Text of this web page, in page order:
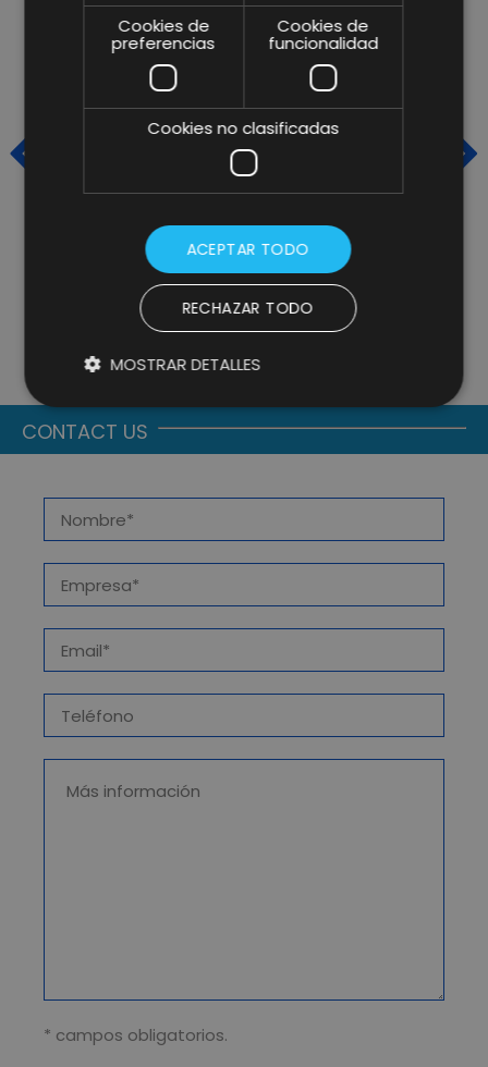
TRENDING TALKS DE FIN DE
CURSO: DESAFIANDO LOS
LÍMITES DIGITALES Y
CELEBRANDO EL TALENTO DE
EVENTO DE VERANO
CONTACT US
* campos obligatorios.
Cookies de
preferencias
Cookies de
funcionalidad
Cookies no clasificadas
ACEPTAR TODO
RECHAZAR TODO
MOSTRAR DETALLES